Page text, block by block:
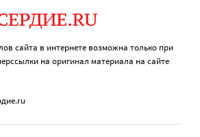
сайта в интернете возможна только при
на оригинал материала на сайте